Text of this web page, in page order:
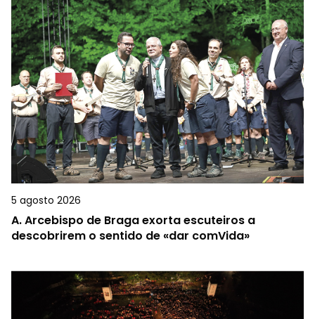
5 agosto 2026
A.Arcebispo de Braga exorta escuteiros a
descobrirem o sentido de «dar comVida»